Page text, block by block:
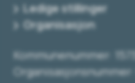
Ledige stillinger
Organisasjon
Kommunenummer: 1573